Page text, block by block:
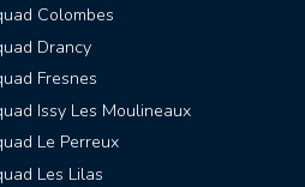
Colombes
Drancy
Fresnes
Issy Les Moulineaux
Le Perreux
Les Lilas